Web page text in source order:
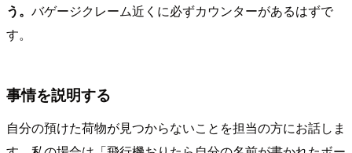
う。 バゲージクレーム近くに必ずカウンターがあるはずで
す。
事情を説明する
自分の預けた荷物が見つからないことを担当の方にお話しま